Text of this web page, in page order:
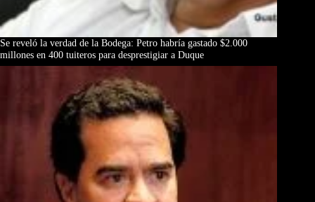
Se reveló la verdad de la Bodega: Petro habría gastado $2.000
millones en 400 tuiteros para desprestigiar a Duque